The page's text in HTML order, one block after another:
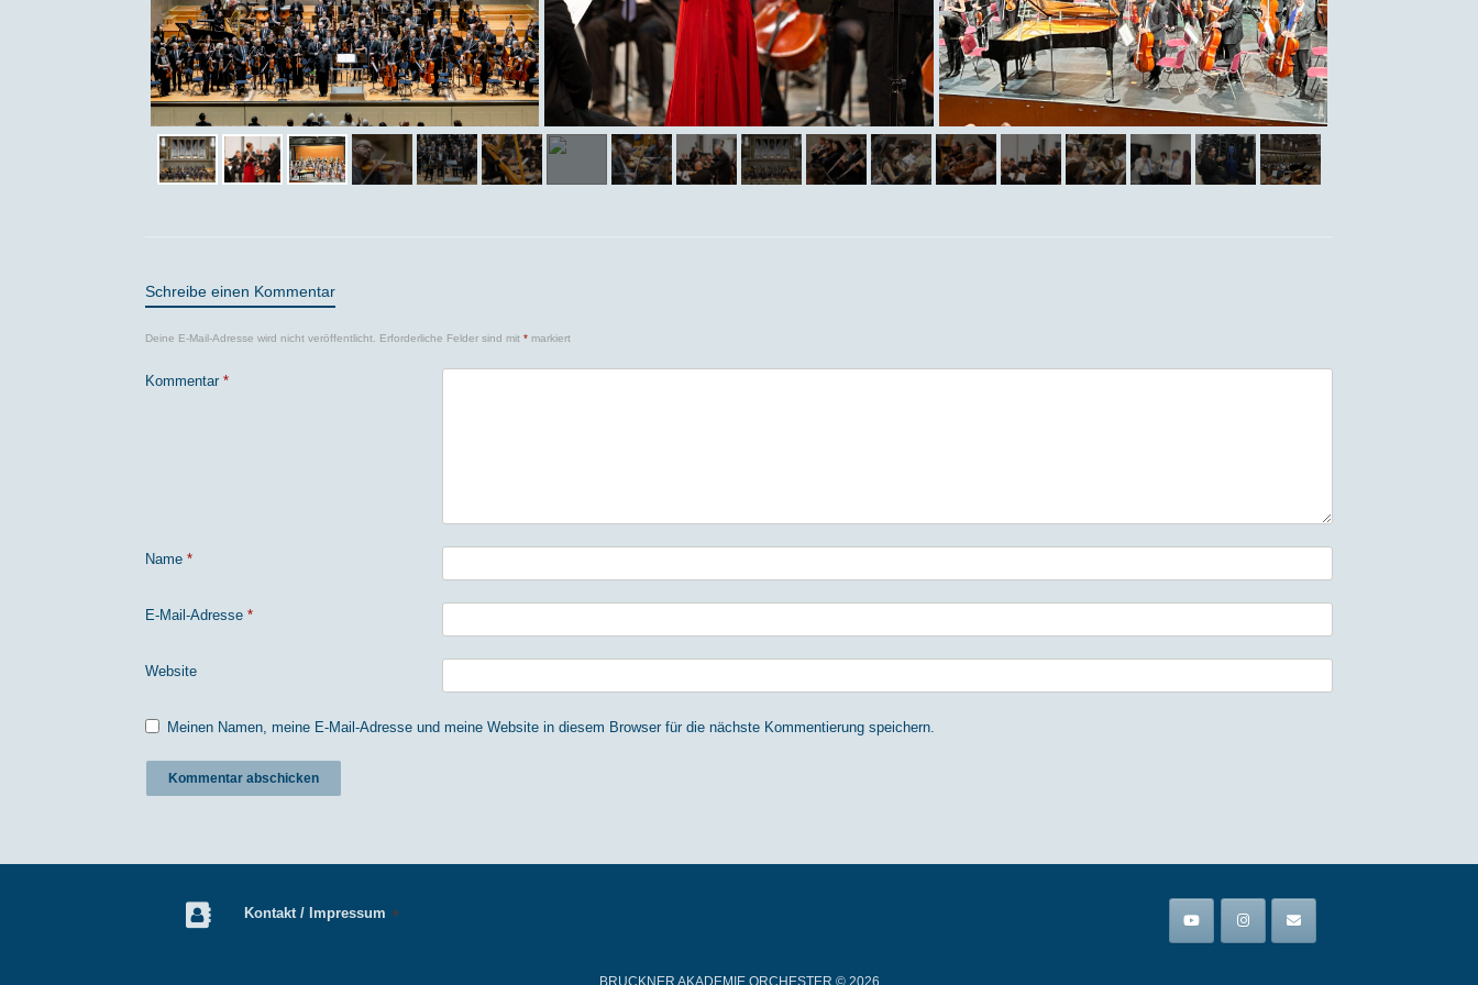
Schreibe einen Kommentar
Deine E-Mail-Adresse wird nicht veröffentlicht. Erforderliche Felder sind mit * markiert
Kommentar *
Name *
E-Mail-Adresse *
Website
Meinen Namen, meine E-Mail-Adresse und meine Website in diesem Browser für die nächste Kommentierung speichern.
Kontakt / Impressum
BRUCKNER AKADEMIE ORCHESTER © 2026